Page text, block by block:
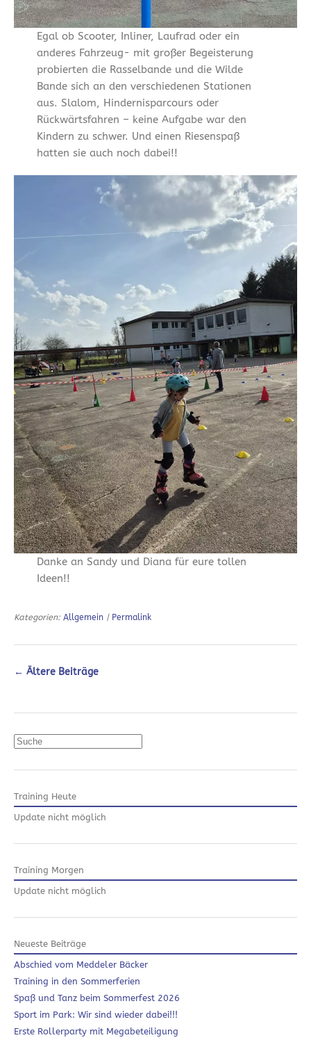
Egal ob Scooter, Inliner, Laufrad oder ein
anderes Fahrzeug- mit großer Begeisterung
probierten die Rasselbande und die Wilde
Bande sich an den verschiedenen Stationen
aus. Slalom, Hindernisparcours oder
Rückwärtsfahren – keine Aufgabe war den
Kindern zu schwer. Und einen Riesenspaß
hatten sie auch noch dabei!!
Danke an Sandy und Diana für eure tollen
Ideen!!
Kategorien: Allgemein | Permalink
← Ältere Beiträge
Suchen
Training Heute
Update nicht möglich
Training Morgen
Update nicht möglich
Neueste Beiträge
Abschied vom Meddeler Bäcker
Training in den Sommerferien
Spaß und Tanz beim Sommerfest 2026
Sport im Park: Wir sind wieder dabei!!!
Erste Rollerparty mit Megabeteiligung